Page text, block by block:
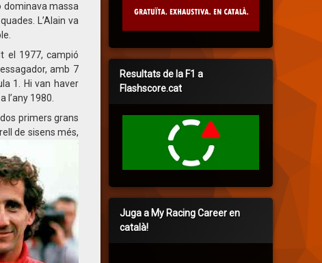
dominava massa
L’Alain va
el 1977, campió
amb 7
1. Hi van haver
1980.
primers grans
de sisens més,
Resultats de la F1 a
Flashscore.cat
Juga a My Racing Career en
català!